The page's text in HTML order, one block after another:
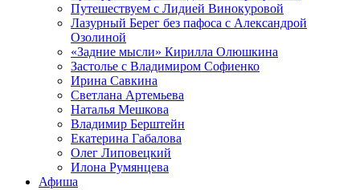
Путешествуем с Лидией Винокуровой
Лазурный Берег без пафоса с Александрой
Озолиной
«Задние мысли» Кирилла Олюшкина
Застолье с Владимиром Софиенко
Ирина Савкина
Светлана Артемьева
Наталья Мешкова
Владимир Берштейн
Екатерина Габалова
Олег Липовецкий
Илона Румянцева
Афиша